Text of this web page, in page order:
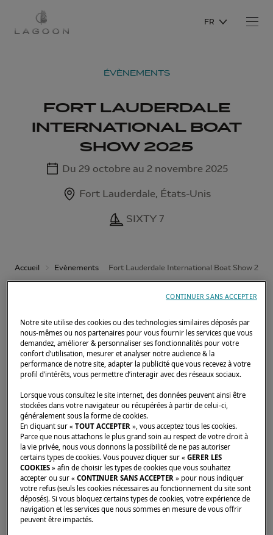
FR
ÉVÈNEMENTS
FORT LAUDERDALE
INTERNATIONAL BOAT
SHOW 2025
Du 29 octobre au 2 novembre 2025
Fort Lauderdale, États-Unis
SIXTY 7
Accueil Evènements Fort Lauderdale International Boat Show 2025
Lagoon Catamarans vous donne rendez-vous
auFort Lauderdale International Boat Show
2025, du29 octobre au 2 novembre.
Le
SIXTY 7
Notre site utilise des cookies ou des technologies similaires déposés par
nous-mêmes ou nos partenaires pour vous fournir les services que vous
demandez, améliorer & personnaliser ses fonctionnalités pour votre
confort d’utilisation, mesurer et analyser notre audience & la
performance de notre site, adapter la publicité que vous recevez à votre
profil d’intérêts, vous permettre d’interagir avec des réseaux sociaux.
Lorsque vous consultez le site internet, des données peuvent ainsi être
stockées dans votre navigateur ou récupérées à partir de celui-ci,
généralement sous la forme de cookies.
En cliquant sur «TOUT ACCEPTER », vous acceptez tous les cookies.
Parce que nous attachons le plus grand soin au respect de votre droit à
la vie privée, nous vous donnons la possibilité de ne pas autoriser
certains types de cookies. Vous pouvez cliquer sur «GERER LES
COOKIES » afin de choisir les types de cookies que vous souhaitez
accepter ou sur «CONTINUER SANS ACCEPTER » pour nous indiquer
votre refus (seuls les cookies nécessaires au fonctionnement du site sont
déposés). Si vous bloquez certains types de cookies, votre expérience de
navigation et les services que nous sommes en mesure de vous offrir
peuvent être impactés.
CONTINUER SANS ACCEPTER